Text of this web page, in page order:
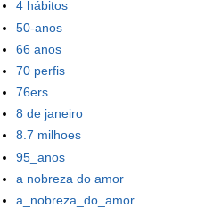
4 hábitos
50-anos
66 anos
70 perfis
76ers
8 de janeiro
8.7 milhoes
95_anos
a nobreza do amor
a_nobreza_do_amor